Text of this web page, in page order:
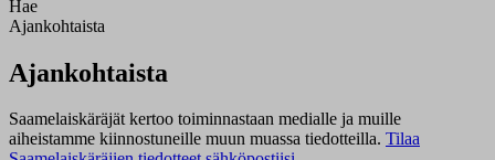
Hae
Ajankohtaista
Ajankohtaista
Saamelaiskäräjät kertoo toiminnastaan medialle ja muille
aiheistamme kiinnostuneille muun muassa tiedotteilla. Tilaa